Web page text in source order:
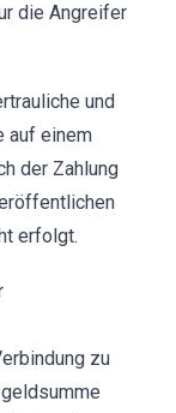
die Angreifer
und
auf einem
der Zahlung
erfolgt.
zu